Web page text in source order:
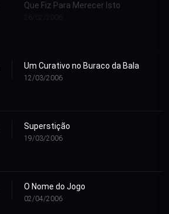
Que Fiz Para Merecer Isto
Um Curativo no Buraco da Bala
12/03/2006
Superstição
19/03/2006
O Nome do Jogo
02/04/2006